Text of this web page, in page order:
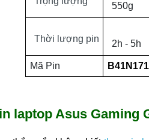
550g
Thời lượng pin 2h - 5h
Mã Pin
laptop Asus Gaming